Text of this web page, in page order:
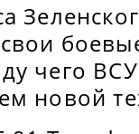
чего ВСУ
новой